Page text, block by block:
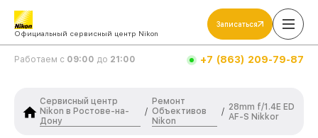
Официальный сервисный центр Nikon
Записаться
Работаем с 09:00 до 21:00 +7 (863) 209-79-87
Сервисный центр
Nikon в Ростове-на-
Дону
/
Ремонт
Объективов
Nikon
/ 28mm f/1.4E ED
AF-S Nikkor